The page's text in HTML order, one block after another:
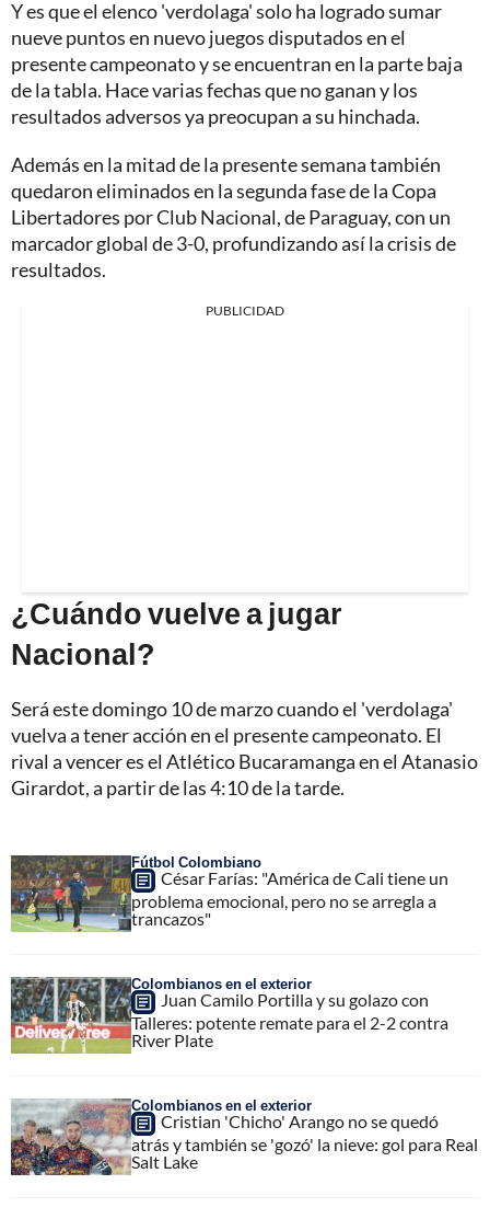
Y es que el elenco 'verdolaga' solo ha logrado sumar
nueve puntos en nuevo juegos disputados en el
presente campeonato y se encuentran en la parte baja
de la tabla. Hace varias fechas que no ganan y los
resultados adversos ya preocupan a su hinchada.
Además en la mitad de la presente semana también
quedaron eliminados en la segunda fase de la Copa
Libertadores por Club Nacional, de Paraguay, con un
marcador global de 3-0, profundizando así la crisis de
resultados.
PUBLICIDAD
¿Cuándo vuelve a jugar
Nacional?
Será este domingo 10 de marzo cuando el 'verdolaga'
vuelva a tener acción en el presente campeonato. El
rival a vencer es el Atlético Bucaramanga en el Atanasio
Girardot, a partir de las 4:10 de la tarde.
Fútbol Colombiano
César Farías: "América de Cali tiene un
problema emocional, pero no se arregla a
trancazos"
Colombianos en el exterior
Juan Camilo Portilla y su golazo con
Talleres: potente remate para el 2-2 contra
River Plate
Colombianos en el exterior
Cristian 'Chicho' Arango no se quedó
atrás y también se 'gozó' la nieve: gol para Real
Salt Lake